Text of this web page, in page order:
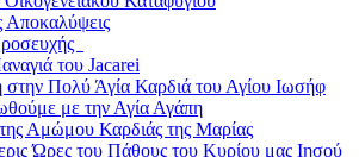
Αποκαλύψεις
του Jacarei
Πολύ Άγία Καρδιά του Αγίου Ιωσήφ
με την Αγία Αγάπη
Αμώμου Καρδιάς της Μαρίας
Ώρες του Πάθους του Κυρίου μας Ιησού